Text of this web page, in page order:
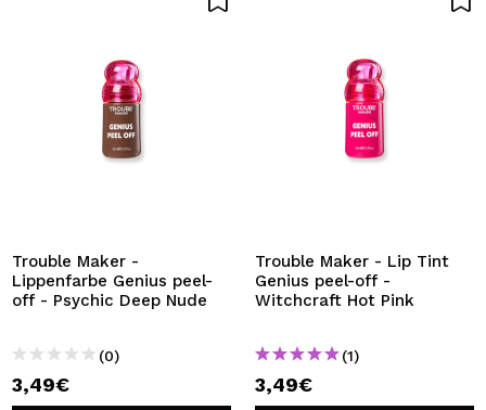
Trouble Maker -
Lippenfarbe Genius peel-
off - Psychic Deep Nude
(0)
3,49€
Trouble Maker - Lip Tint
Genius peel-off -
Witchcraft Hot Pink
(1)
3,49€